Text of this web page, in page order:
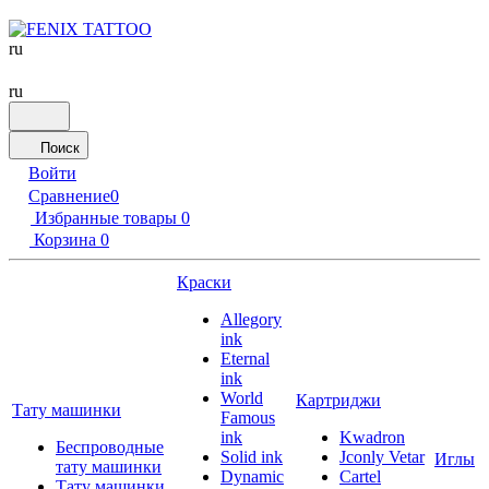
ru
ru
Поиск
Войти
Сравнение0
Избранные товары 0
Корзина 0
Тату машинки
Беспроводные
тату машинки
Краски
Allegory
ink
Eternal
ink
World
Famous
ink
Solid ink
Dynamic
Картриджи
Kwadron
Jconly Vetar
Cartel
Иглы